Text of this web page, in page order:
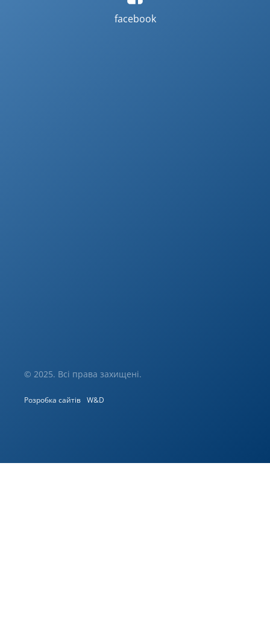
facebook
© 2025. Всі права захищені.
Розробка сайтів W&D